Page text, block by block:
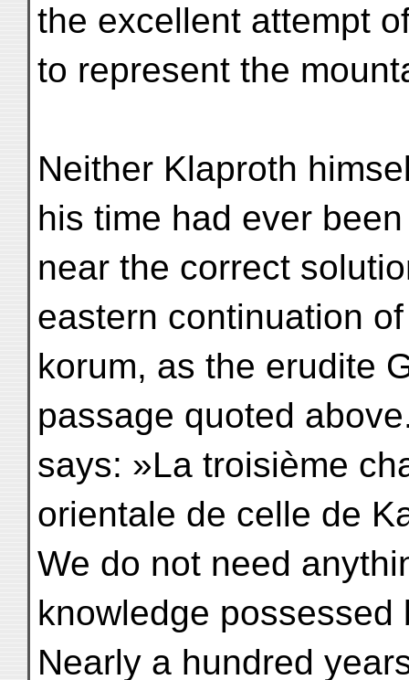
the excellent attempt
to represent the
Neither Klaproth
his time had ever
near the correct
eastern continuation
korum, as the erudite
passage quoted
says: »La troisième
orientale de celle de
We do not need
knowledge possessed
Nearly a hundred